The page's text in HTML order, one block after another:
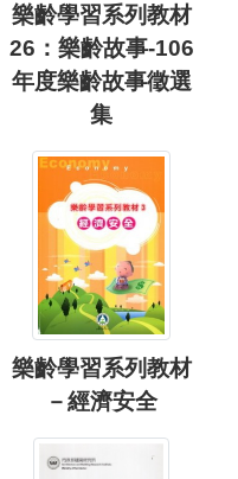
樂齡學習系列教材
26：樂齡故事-106
年度樂齡故事徵選
集
樂齡學習系列教材
－經濟安全